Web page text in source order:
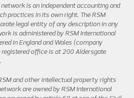
is an independent accounting and
practices in its own right. The RSM
legal entity of any description in any
is administered by RSM International
in England and Wales (company
office is at 200 Aldersgate
and other intellectual property rights
are owned by RSM International